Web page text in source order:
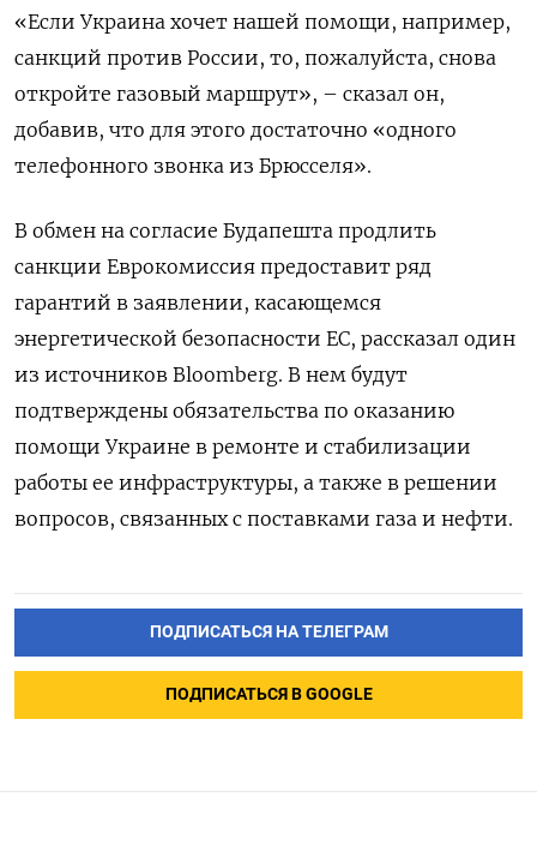
«Если Украина хочет нашей помощи, например,
санкций против России, то, пожалуйста, снова
откройте газовый маршрут», – сказал он,
добавив, что для этого достаточно «одного
телефонного звонка из Брюсселя».
В обмен на согласие Будапешта продлить
санкции Еврокомиссия предоставит ряд
гарантий в заявлении, касающемся
энергетической безопасности ЕС, рассказал один
из источников Bloomberg. В нем будут
подтверждены обязательства по оказанию
помощи Украине в ремонте и стабилизации
работы ее инфраструктуры, а также в решении
вопросов, связанных с поставками газа и нефти.
ПОДПИСАТЬСЯ НА ТЕЛЕГРАМ
ПОДПИСАТЬСЯ В GOOGLE